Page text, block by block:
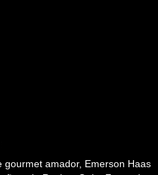
gourmet amador, Emerson Haas